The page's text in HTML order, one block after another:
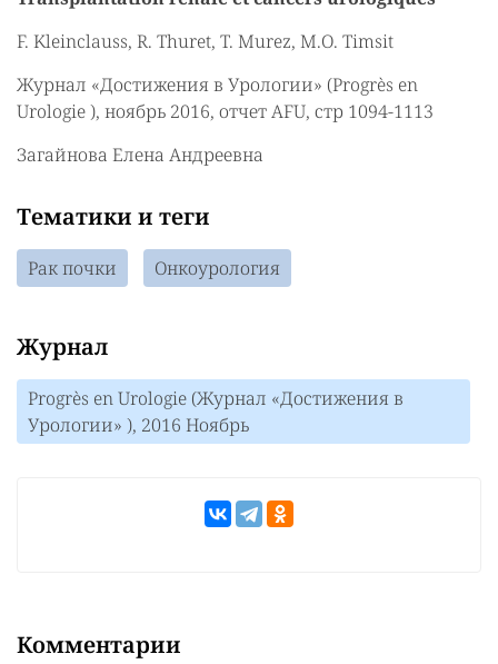
F. Kleinclauss, R. Thuret, T. Murez, M.O. Timsit
Журнал «Достижения в Урологии» (Progrès en
Urologie ), ноябрь 2016, отчет AFU, стр 1094-1113
Загайнова Елена Андреевна
Тематики и теги
Рак почки Онкоурология
Журнал
Progrès en Urologie (Журнал «Достижения в
Урологии» ), 2016 Ноябрь
Комментарии